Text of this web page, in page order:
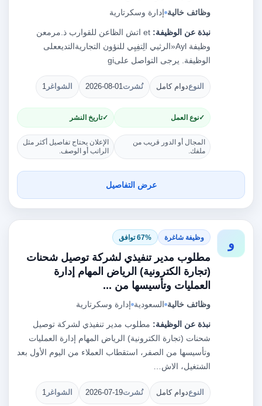
وظائف خالية إدارة وسكرتارية
نبذة عن الوظيفة:
‎et‏ اتش الظاعن للقوارب ذ.مرمعن
وظيفة ‎Ayl‏‏«الرثيي الِتفِيِي للنؤون التجاريةالتديععلى
الوظيفة. يرجى التواصل على‎gi ‏ ‎ ‎
النوعدوام كامل نُشرت2026-08-01 الشواغر 1
نوع العمل تاريخ النشر
المجال أو الدور قريب من
ملفك.
الإعلان يحتاج تفاصيل أكثر مثل
الراتب أو الوصف.
عرض التفاصيل
و وظيفة شاغرة 67% توافق
مطلوب مدير تنفيذي لشركة توصيل شحنات
(تجارة الكترونية) الرياض المهام إدارة
العمليات وتأسيسها من ...
وظائف خالية السعودية إدارة وسكرتارية
نبذة عن الوظيفة: مطلوب مدير تنفيذي لشركة توصيل
شحنات (تجارة الكترونية) الرياض المهام إدارة العمليات
وتأسيسها من الصفر، استقطاب العملاء من اليوم الأول بعد
الشتغيل، الاش…
النوعدوام كامل نُشرت2026-07-19 الشواغر 1